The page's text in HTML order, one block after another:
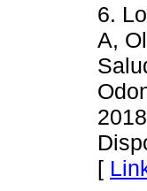
6.
A,
[